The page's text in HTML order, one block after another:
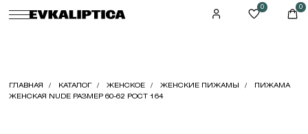
0 0
ГЛАВНАЯ КАТАЛОГ ЖЕНСКОЕ ЖЕНСКИЕ ПИЖАМЫ
ПИЖАМА
ЖЕНСКАЯ NUDE РАЗМЕР 60-62 РОСТ 164